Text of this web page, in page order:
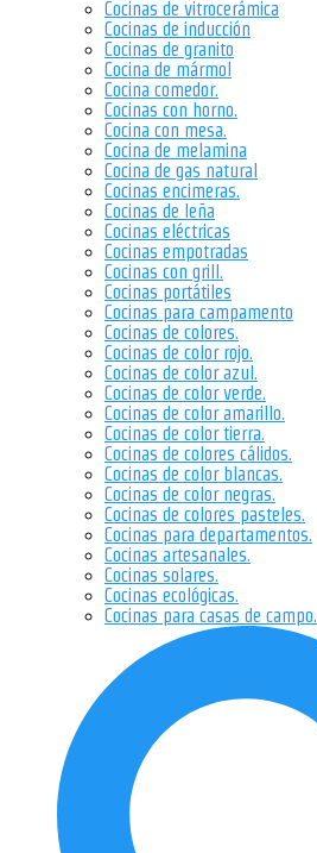
Cocinas de vitrocerámica
Cocinas de inducción
Cocinas de granito
Cocina de mármol
Cocina comedor.
Cocinas con horno.
Cocina con mesa.
Cocina de melamina
Cocina de gas natural
Cocinas encimeras.
Cocinas de leña
Cocinas eléctricas
Cocinas empotradas
Cocinas con grill.
Cocinas portátiles
Cocinas para campamento
Cocinas de colores.
Cocinas de color rojo.
Cocinas de color azul.
Cocinas de color verde.
Cocinas de color amarillo.
Cocinas de color tierra.
Cocinas de colores cálidos.
Cocinas de color blancas.
Cocinas de color negras.
Cocinas de colores pasteles.
Cocinas para departamentos.
Cocinas artesanales.
Cocinas solares.
Cocinas ecológicas.
Cocinas para casas de campo.